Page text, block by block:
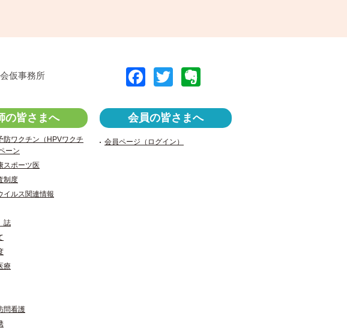
F
c
e
T
tt
er
er
n
仮事務所
の皆さまへ
防ワクチン（HPVワクチ
ーン
スポーツ医
制度
イルス関連情報
誌
療
問看護
会員の皆さまへ
会員ページ（ログイン）